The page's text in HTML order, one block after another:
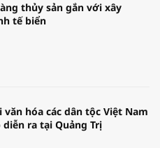
thủy sản gắn với xây
tế biển
văn hóa các dân tộc Việt Nam
diễn ra tại Quảng Trị